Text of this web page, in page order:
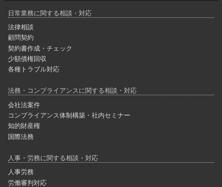
日常業務に関する相談・対応
法律相談
顧問契約
契約書作成・チェック
少額債権回収
各種トラブル対応
法務・コンプライアンスに関する相談・対応
会社法案件
コンプライアンス体制構築・社内セミナー
知的財産権
国際法務
人事・労務に関する相談・対応
人事労務
労働審判対応